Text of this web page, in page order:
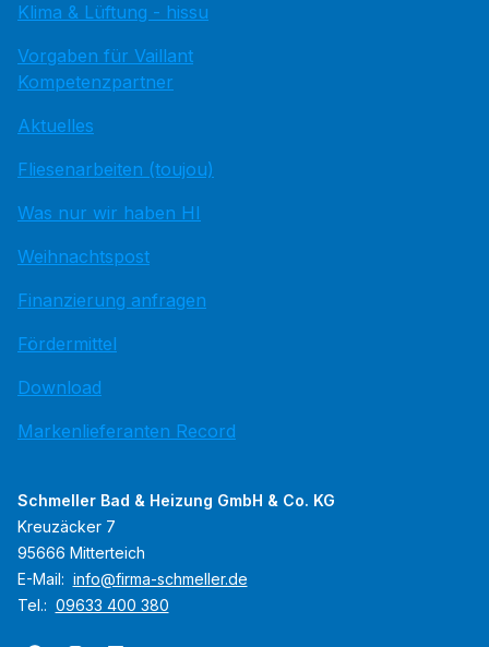
Klima & Lüftung - hissu
Vorgaben für Vaillant
Kompetenzpartner
Aktuelles
Fliesenarbeiten (toujou)
Was nur wir haben HI
Weihnachtspost
Finanzierung anfragen
Fördermittel
Download
Markenlieferanten Record
Schmeller Bad & Heizung GmbH & Co. KG
Kreuzäcker 7
95666 Mitterteich
E-Mail: info@firma-schmeller.de
Tel.: 09633 400 380